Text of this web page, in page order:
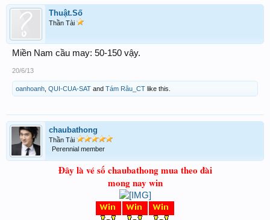
Thuật.Số
Thần Tài
Miền Nam cầu may: 50-150 vậy.
20/6/13
oanhoanh QUI-CUA-SAT and Tám Râu_CT like this.
chaubathong
Thần Tài
Perennial member
Đây là vé số chaubathong mua theo đài
mong nay win